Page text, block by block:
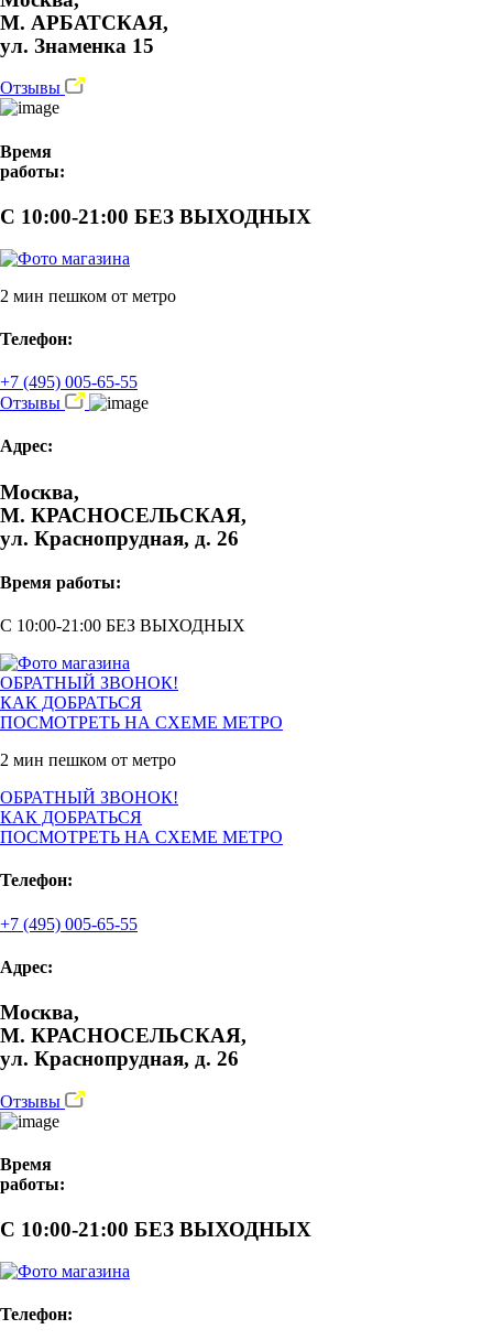
М. АРБАТСКАЯ,
ул. Знаменка 15
Отзывы
Время
работы:
С 10:00-21:00 БЕЗ ВЫХОДНЫХ
2 мин пешком от метро
Телефон:
+7 (495) 005-65-55
Отзывы
Адрес:
Москва,
М. КРАСНОСЕЛЬСКАЯ,
ул. Краснопрудная, д. 26
Время работы:
С 10:00-21:00 БЕЗ ВЫХОДНЫХ
ОБРАТНЫЙ ЗВОНОК!
КАК ДОБРАТЬСЯ
ПОСМОТРЕТЬ НА СХЕМЕ МЕТРО
2 мин пешком от метро
ОБРАТНЫЙ ЗВОНОК!
КАК ДОБРАТЬСЯ
ПОСМОТРЕТЬ НА СХЕМЕ МЕТРО
Телефон:
+7 (495) 005-65-55
Адрес:
Москва,
М. КРАСНОСЕЛЬСКАЯ,
ул. Краснопрудная, д. 26
Отзывы
Время
работы:
С 10:00-21:00 БЕЗ ВЫХОДНЫХ
Телефон: